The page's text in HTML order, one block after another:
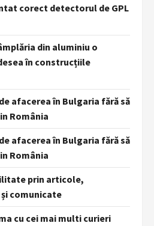
corect detectorul de GPL
din aluminiu o
în construcțiile
afacerea în Bulgaria fără să
România
afacerea în Bulgaria fără să
România
prin articole,
comunicate
cu cei mai multi curieri